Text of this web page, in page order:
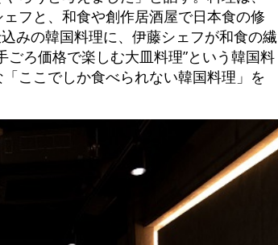
フと、和食や創作居酒屋で日本食の修
みの韓国料理に、伊藤シェフが和食の繊
ろ価格で楽しむ大皿料理”という韓国料
ここでしか食べられない韓国料理」を